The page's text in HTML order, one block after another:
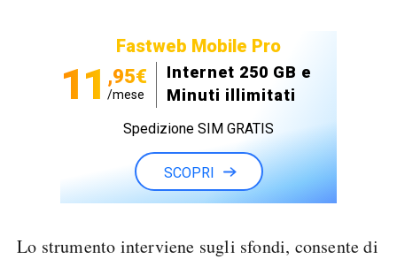
Fastweb Mobile Pro
11 ,95€
/mese
Internet 250 GB e
Minuti illimitati
Spedizione SIM GRATIS
SCOPRI
Lo strumento interviene sugli sfondi, consente di